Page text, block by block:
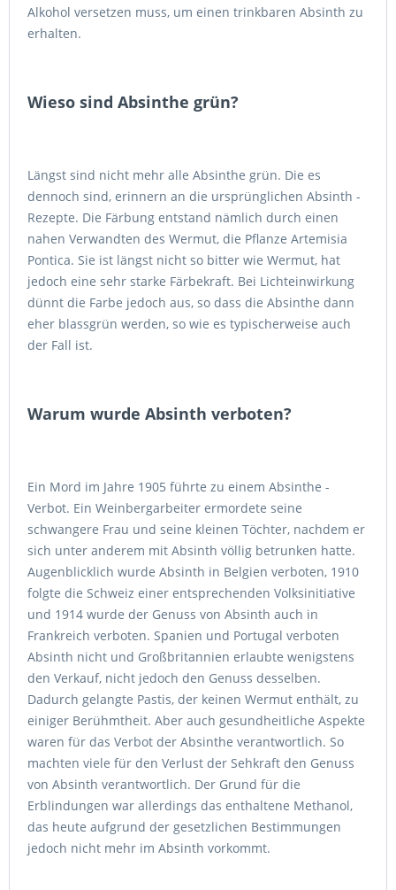
Alkohol versetzen muss, um einen trinkbaren Absinth zu
erhalten.
Wieso sind Absinthe grün?
Längst sind nicht mehr alle Absinthe grün. Die es
dennoch sind, erinnern an die ursprünglichen Absinth -
Rezepte. Die Färbung entstand nämlich durch einen
nahen Verwandten des Wermut, die Pflanze Artemisia
Pontica. Sie ist längst nicht so bitter wie Wermut, hat
jedoch eine sehr starke Färbekraft. Bei Lichteinwirkung
dünnt die Farbe jedoch aus, so dass die Absinthe dann
eher blassgrün werden, so wie es typischerweise auch
der Fall ist.
Warum wurde Absinth verboten?
Ein Mord im Jahre 1905 führte zu einem Absinthe -
Verbot. Ein Weinbergarbeiter ermordete seine
schwangere Frau und seine kleinen Töchter, nachdem er
sich unter anderem mit Absinth völlig betrunken hatte.
Augenblicklich wurde Absinth in Belgien verboten, 1910
folgte die Schweiz einer entsprechenden Volksinitiative
und 1914 wurde der Genuss von Absinth auch in
Frankreich verboten. Spanien und Portugal verboten
Absinth nicht und Großbritannien erlaubte wenigstens
den Verkauf, nicht jedoch den Genuss desselben.
Dadurch gelangte Pastis, der keinen Wermut enthält, zu
einiger Berühmtheit. Aber auch gesundheitliche Aspekte
waren für das Verbot der Absinthe verantwortlich. So
machten viele für den Verlust der Sehkraft den Genuss
von Absinth verantwortlich. Der Grund für die
Erblindungen war allerdings das enthaltene Methanol,
das heute aufgrund der gesetzlichen Bestimmungen
jedoch nicht mehr im Absinth vorkommt.